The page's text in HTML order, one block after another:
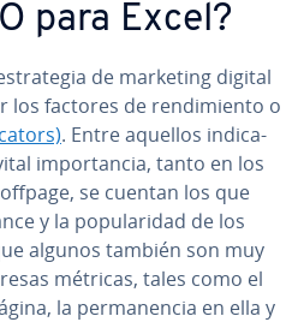
para Excel?
de marketing digital
los factores de re­n­di­mie­n­to o
. Entre aquellos in­di­ca­
im­po­r­ta­n­cia, tanto en los
se cuentan los que
y la po­pu­la­ri­dad de los
algunos también son muy
métricas, tales como el
la pe­r­ma­ne­n­cia en ella y